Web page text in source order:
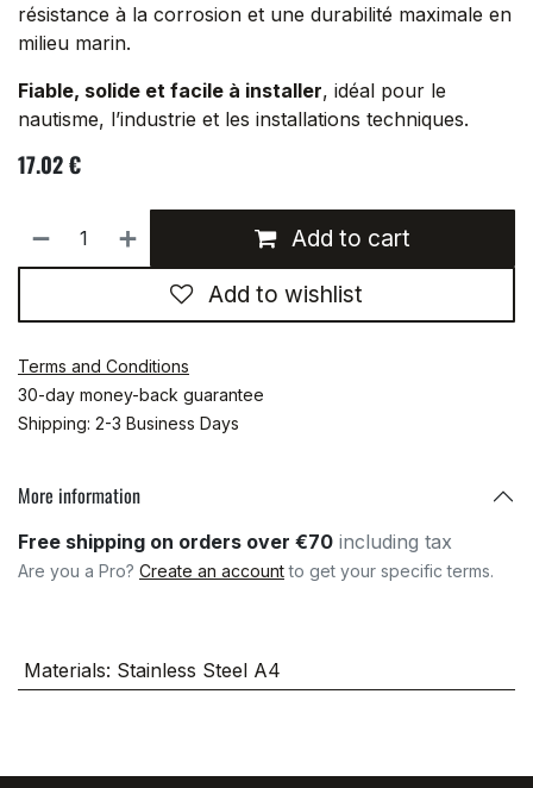
résistance à la corrosion et une durabilité maximale en
milieu marin.
Fiable, solide et facile à installer, idéal pour le
nautisme, l’industrie et les installations techniques.
17.02€
Add to cart
Add to wishlist
Terms and Conditions
30-day money-back guarantee
Shipping: 2-3 Business Days
More information
Free shipping on orders over €70 including tax
Are you a Pro? Create an accountto get your specific terms.
Materials: Stainless Steel A4